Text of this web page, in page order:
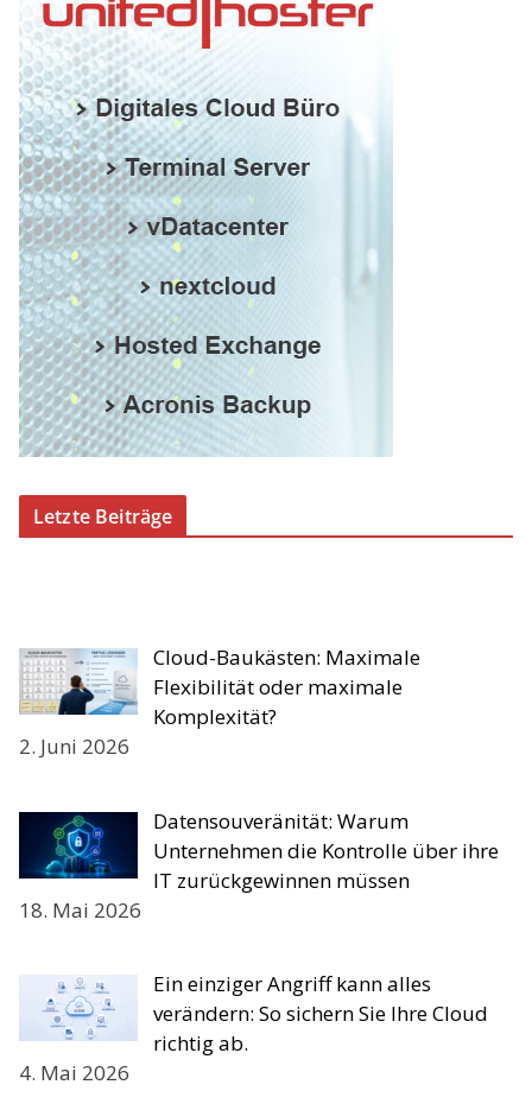
Letzte Beiträge
Cloud-Baukästen: Maximale
Flexibilität oder maximale
Komplexität?
2. Juni 2026
Datensouveränität: Warum
Unternehmen die Kontrolle über ihre
IT zurückgewinnen müssen
18. Mai 2026
Ein einziger Angriff kann alles
verändern: So sichern Sie Ihre Cloud
richtig ab.
4. Mai 2026